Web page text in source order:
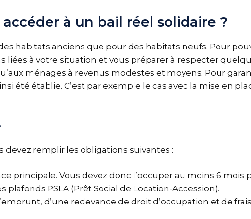
à un bail réel solidaire ?
habitats anciens que pour des habitats neufs. Pour
à votre situation et vous préparer à respecter
ménages à revenus modestes et moyens. Pour
été établie. C’est par exemple le cas avec la mise en
devez remplir les obligations suivantes :
principale. Vous devez donc l’occuper au moins 6 mois
plafonds PSLA (Prêt Social de Location-Accession).
d’une redevance de droit d’occupation et de frais